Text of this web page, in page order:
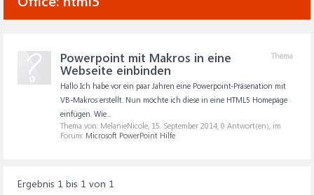
Thema
Powerpoint mit Makros in eine
Webseite einbinden
Hallo Ich habe vor ein paar Jahren eine Powerpoint-Präsenation mit
VB-Makros erstellt. Nun möchte ich diese in eine HTML5 Homepage
einfügen. Wie...
Thema von: MelanieNicole, 15. September 2014, 0 Antwort(en), im
Forum: Microsoft PowerPoint Hilfe
Ergebnis 1 bis 1 von 1